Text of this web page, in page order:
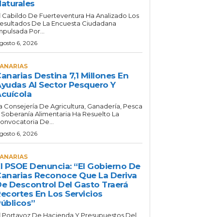
Cabildo De Fuerteventura Ha Analizado Los
De La Encuesta Ciudadana
Por...
6, 2026
Destina 7,1 Millones En
Al Sector Pesquero Y
Consejería De Agricultura, Ganadería, Pesca
Soberanía Alimentaria Ha Resuelto La
De...
6, 2026
PSOE Denuncia: “El Gobierno De
Reconoce Que La Deriva
Descontrol Del Gasto Traerá
En Los Servicios
Portavoz De Hacienda Y Presupuestos Del